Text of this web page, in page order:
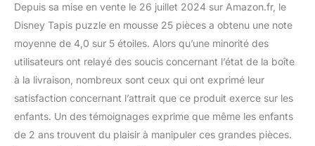
Depuis sa mise en vente le 26 juillet 2024 sur Amazon.fr, le
Disney Tapis puzzle en mousse 25 pièces a obtenu une note
moyenne de 4,0 sur 5 étoiles. Alors qu’une minorité des
utilisateurs ont relayé des soucis concernant l’état de la boîte
à la livraison, nombreux sont ceux qui ont exprimé leur
satisfaction concernant l’attrait que ce produit exerce sur les
enfants. Un des témoignages exprime que même les enfants
de 2 ans trouvent du plaisir à manipuler ces grandes pièces.